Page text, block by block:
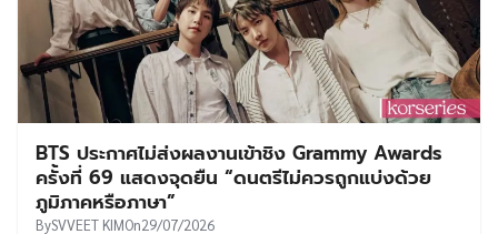
BTS ประกาศไม่ส่งผลงานเข้าชิง Grammy Awards
ครั้งที่ 69 แสดงจุดยืน “ดนตรีไม่ควรถูกแบ่งด้วย
ภูมิภาคหรือภาษา”
BySVVEET KIMOn29/07/2026